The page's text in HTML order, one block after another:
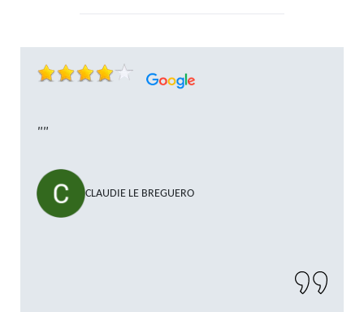
""
CLAUDIE LE BREGUERO